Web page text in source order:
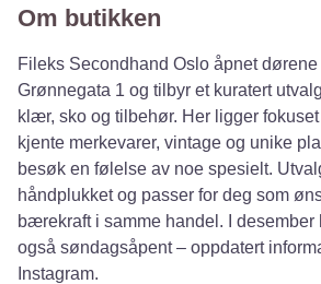
Om butikken
Fileks Secondhand Oslo åpnet
Grønnegata 1 og tilbyr et kuratert
klær, sko og tilbehør. Her ligger
kjente merkevarer, vintage og unike
besøk en følelse av noe spesielt.
håndplukket og passer for deg som
bærekraft i samme handel. I desember
også søndagsåpent – oppdatert
Instagram.